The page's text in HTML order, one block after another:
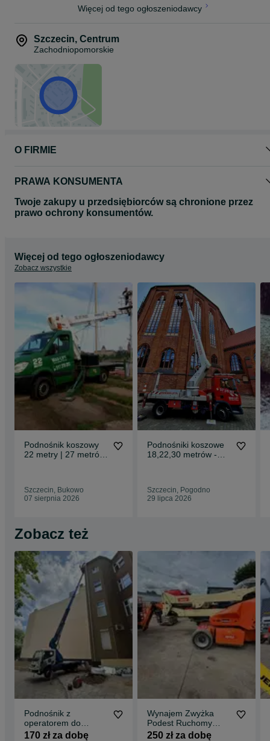
Więcej od tego ogłoszeniodawcy
Szczecin, Centrum
Zachodniopomorskie
O FIRMIE
PRAWA KONSUMENTA
Twoje zakupy u przedsiębiorców są chronione przez
prawo ochrony konsumentów.
Więcej od tego ogłoszeniodawcy
Zobacz wszystkie
Podnośnik koszowy
22 metry | 27 metrów
Szczecin, Bukowo
07 sierpnia 2026
Podnośniki koszowe
18,22,30 metrów -
Szczecin, Pogodno
29 lipca 2026
Zobacz też
Podnośnik z
operatorem do
wynajecia 24 h
170 zł za dobę
Wynajem Zwyżka
Podest Ruchomy
Wysokość : 16 M
250 zł za dobę